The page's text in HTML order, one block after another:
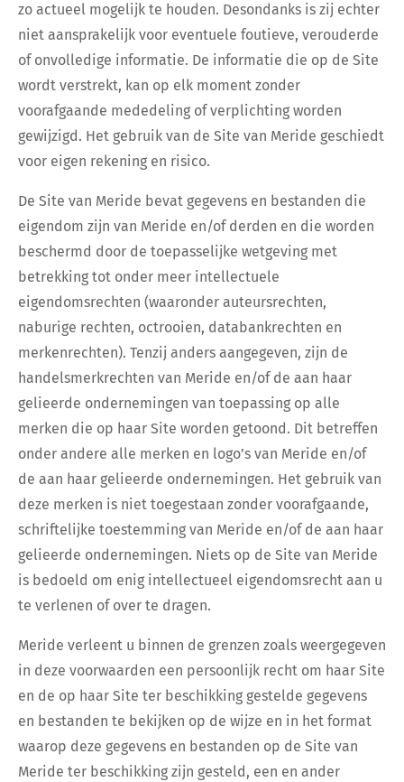
zo actueel mogelijk te houden. Desondanks is zij echter
niet aansprakelijk voor eventuele foutieve, verouderde
of onvolledige informatie. De informatie die op de Site
wordt verstrekt, kan op elk moment zonder
voorafgaande mededeling of verplichting worden
gewijzigd. Het gebruik van de Site van Meride geschiedt
voor eigen rekening en risico.
De Site van Meride bevat gegevens en bestanden die
eigendom zijn van Meride en/of derden en die worden
beschermd door de toepasselijke wetgeving met
betrekking tot onder meer intellectuele
eigendomsrechten (waaronder auteursrechten,
naburige rechten, octrooien, databankrechten en
merkenrechten). Tenzij anders aangegeven, zijn de
handelsmerkrechten van Meride en/of de aan haar
gelieerde ondernemingen van toepassing op alle
merken die op haar Site worden getoond. Dit betreffen
onder andere alle merken en logo’s van Meride en/of
de aan haar gelieerde ondernemingen. Het gebruik van
deze merken is niet toegestaan zonder voorafgaande,
schriftelijke toestemming van Meride en/of de aan haar
gelieerde ondernemingen. Niets op de Site van Meride
is bedoeld om enig intellectueel eigendomsrecht aan u
te verlenen of over te dragen.
Meride verleent u binnen de grenzen zoals weergegeven
in deze voorwaarden een persoonlijk recht om haar Site
en de op haar Site ter beschikking gestelde gegevens
en bestanden te bekijken op de wijze en in het format
waarop deze gegevens en bestanden op de Site van
Meride ter beschikking zijn gesteld, een en ander